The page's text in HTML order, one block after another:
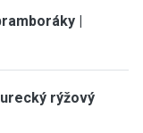
|
rýžový